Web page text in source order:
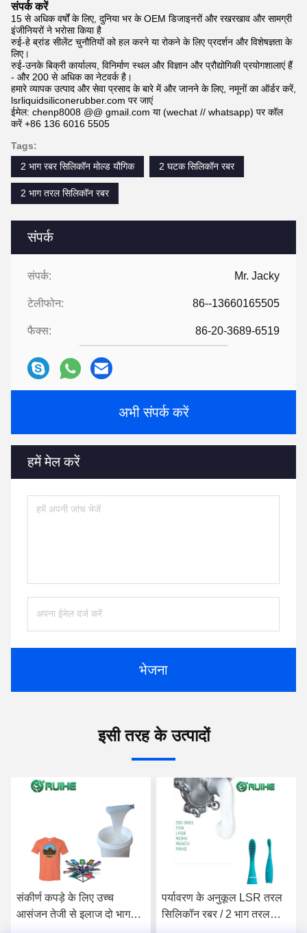
संपर्क
संपर्क: Mr. Jacky
टेलीफोन: 86--13660165505
फैक्स: 86-20-3689-6519
अभी संपर्क करें
हमें मेल करें
भेजना
संपर्क करें
15 से अधिक वर्षों के लिए, दुनिया भर के OEM डिजाइनरों और रखरखाव और सामग्री
इंजीनियरों ने भरोसा किया है
रुई-हे ब्रांड सीलेंट चुनौतियों को हल करने या रोकने के लिए प्रदर्शन और विशेषज्ञता के
लिए।
रुई-उनके बिक्री कार्यालय, विनिर्माण स्थल और विज्ञान और प्रौद्योगिकी प्रयोगशालाएं हैं
- और 200 से अधिक का नेटवर्क है।
हमारे व्यापक उत्पाद और सेवा प्रसाद के बारे में और जानने के लिए, नमूनों का ऑर्डर करें,
lsrliquidsiliconerubber.com पर जाएं
ईमेल: chenp8008 @@ gmail.com या (wechat // whatsapp) पर कॉल
करें +86 136 6016 5505
Tags:
2 भाग रबर सिलिकॉन मोल्ड यौगिक
2 घटक सिलिकॉन रबर
2 भाग तरल सिलिकॉन रबर
इसी तरह के उत्पादों
संकीर्ण कपड़े के लिए उच्च
आसंजन तेजी से इलाज दो भाग
पर्यावरण के अनुकूल LSR तरल
सिलिकॉन रबर / 2 भाग तरल